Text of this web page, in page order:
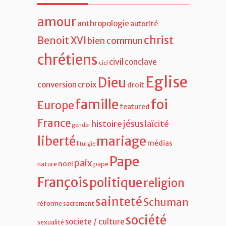
amouranthropologie autorité
Benoit XVI bien communchrist
chrétiens ciel civil conclave
conversion croix Dieu droit Eglise
Europefamille featured foi
Francegender histoire jésus laïcité
liberté liturgie mariage médias
nature noel paixpape Pape
Françoispolitiquereligion
réformesacrement saintetéSchuman
sexualité societe / culture société